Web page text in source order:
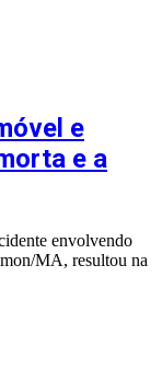
e
e a
envolvendo
MA, resultou na